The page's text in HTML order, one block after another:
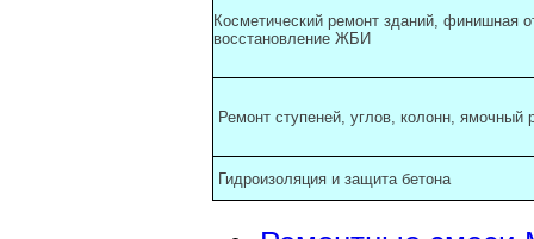
Косметический ремонт зданий, финишная
восстановление ЖБИ
Ремонт ступеней, углов, колонн, ямочный
Гидроизоляция и защита бетона